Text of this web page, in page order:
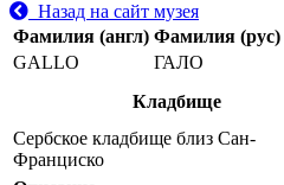
Назад на сайт музея
Фамилия (англ) Фамилия (рус)
GALLO
ГАЛО
Кладбище
Сербское кладбище близ Сан-
Франциско